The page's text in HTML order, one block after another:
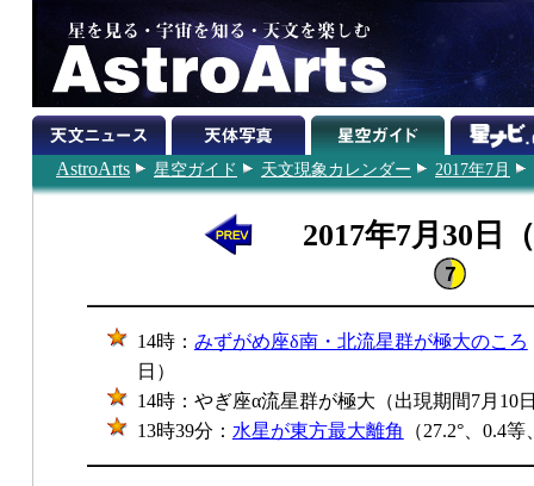
AstroArts 星空ガイド 天文現象カレンダー 2017年7月
2017年7月30日
14時： みずがめ座δ南・北流星群が極大のころ
日）
14時：やぎ座α流星群が極大（出現期間7月10
13時39分： 水星が東方最大離角 （27.2°、0.4